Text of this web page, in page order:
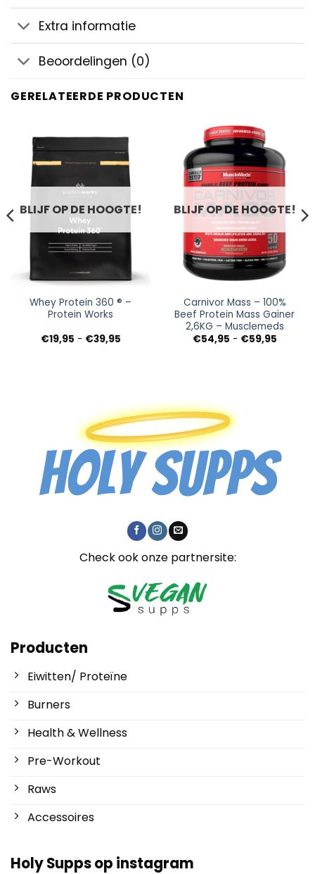
Extra informatie
Beoordelingen (0)
GERELATEERDE PRODUCTEN
BLIJF OP DE HOOGTE!
Whey Protein 360 ® –
Protein Works
€19,95 - €39,95Prijsklasse:
BLIJF OP DE HOOGTE!
Carnivor Mass – 100%
Beef Protein Mass Gainer
2,6KG – Musclemeds
€54,95 - €59,95
Check ook onze partnersite:
Producten
Eiwitten/ Proteïne
Burners
Health & Wellness
Pre-Workout
Raws
Accessoires
Holy Supps op instagram